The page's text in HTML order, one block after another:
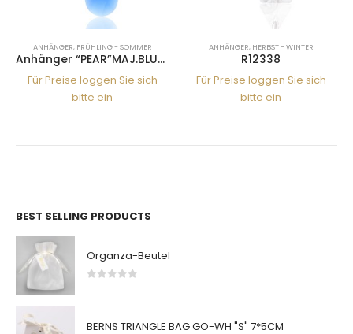
ANHÄNGER, FRÜHLING - SOMMER
Anhänger “PEAR”MAJ.BLUE 22SS
Für Preise loggen Sie sich
bitte ein
ANHÄNGER, HERBST - WINTER
R12338
Für Preise loggen Sie sich
bitte ein
BEST SELLING PRODUCTS
Organza-Beutel
BERNS TRIANGLE BAG GO-WH "S" 7*5CM